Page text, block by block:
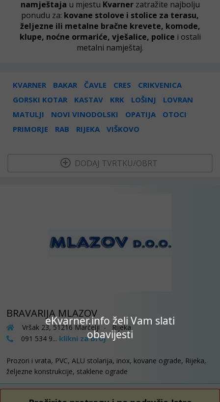
eKvarner.info želi Vam slati
obavijesti
namještaja u mjestu Kvarner zatražite najbolju
ponudu za: kovane stolove i stolice za terasu,
željezne ili metalne bračne krevete, komode,
klupe, noćne ormariće, vješalice, police i ostali
metalni namještaj.
KVARNER BAKAR ČAVLE CRES
CRIKVENICA
GORSKI KOTAR
KASTAV KRK LOŠINJ
LOVRAN
MATULJI
NOVI VINODOLSKI OPATIJA
OTOCI
PRIMORJE
RAB RIJEKA VIŠKOVO
DODAJ TVRTKU/OBRT
BRAVARIJA MLAZOV
Vršak 23, 51216 Marčelji - Rijeka
091 534 9... klikni za broj
Prozori i vrata, PVC, ALU stolarija, inox, kovane ograde, Rijeka,
željezne konstrukcije, staklene ograde